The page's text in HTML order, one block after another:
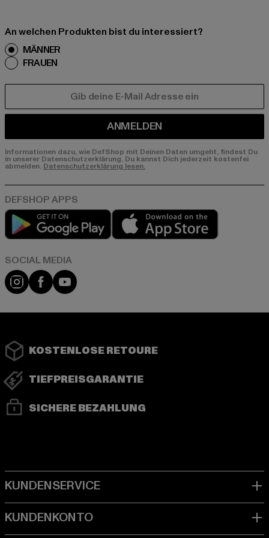
An welchen Produkten bist du interessiert?
MÄNNER
FRAUEN
ANMELDEN
Informationen dazu, wie DefShop mit Deinen Daten umgeht, findest Du
in unserer Datenschutzerklärung. Du kannst Dich jederzeit kostenfei
abmelden. Datenschutzerklärung lesen.
Play market
Instagram
FacebookYouTube
KOSTENLOSE RETOURE
TIEFPREISGARANTIE
SICHERE BEZAHLUNG